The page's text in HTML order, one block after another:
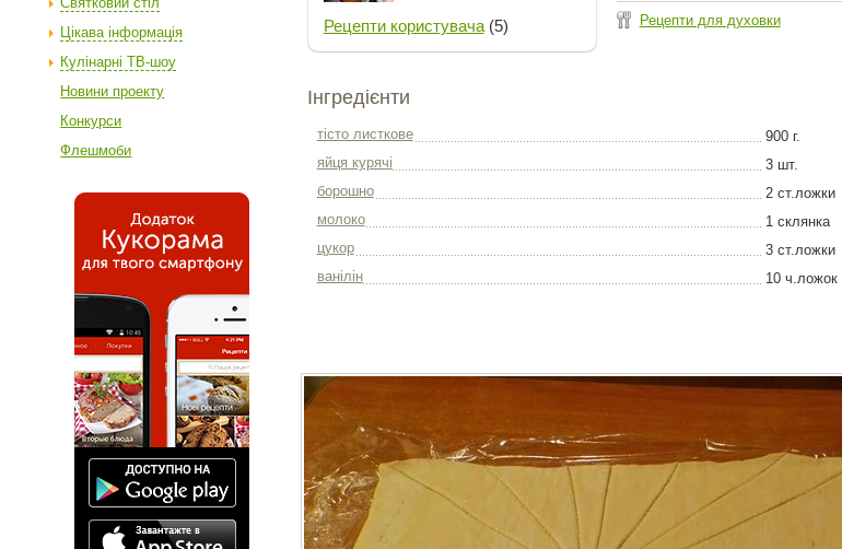
Цікава інформація
Кулінарні ТВ-шоу
Новини проекту
Конкурси
Флешмоби
Рецепти користувача(5) Рецепти для духовки
Інгредієнти
тісто листкове
900 г.
яйця курячі
3 шт.
борошно
2 ст.ложки
молоко
1 склянка
цукор
3 ст.ложки
ванілін
10 ч.ложок